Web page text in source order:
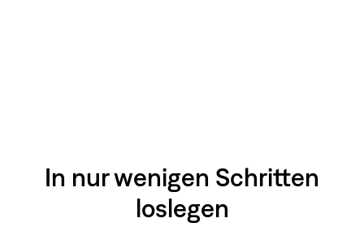
In nur wenigen Schritten
loslegen